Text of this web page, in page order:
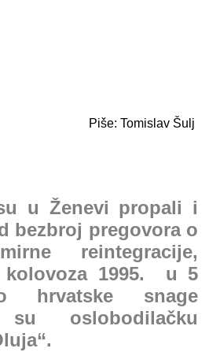
Piše: Tomislav Šulj
u Ženevi propali i
bezbroj pregovora o
reintegracije,
kolovoza 1995. u 5
hrvatske snage
su oslobodilačku